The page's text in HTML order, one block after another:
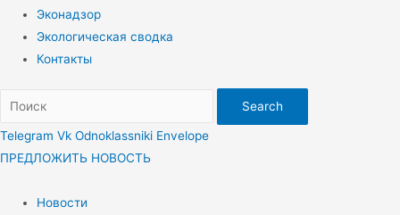
Эконадзор
Экологическая сводка
Контакты
Search
Telegram Vk Odnoklassniki Envelope
ПРЕДЛОЖИТЬ НОВОСТЬ
Новости